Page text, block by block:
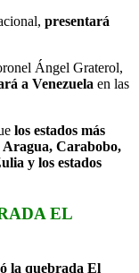
presentará
Ángel Graterol,
a Venezuela en las
los estados más
Aragua, Carabobo,
y los estados
EL
la quebrada El